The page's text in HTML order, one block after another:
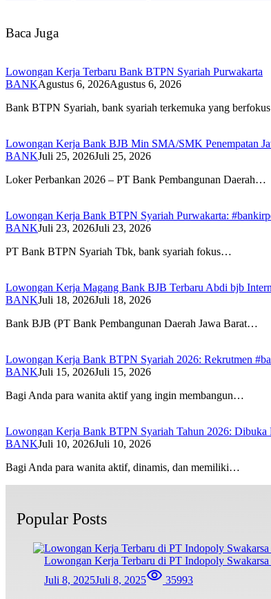
Baca Juga
Lowongan Kerja Terbaru Bank BTPN Syariah Purwakarta
BANKAgustus 6, 2026Agustus 6, 2026
Bank BTPN Syariah, bank syariah terkemuka yang
Lowongan Kerja Bank BJB Min SMA/SMK Penempatan
BANKJuli 25, 2026Juli 25, 2026
Loker Perbankan 2026 – PT Bank Pembangunan Daerah…
Lowongan Kerja Bank BTPN Syariah Purwakarta:
BANKJuli 23, 2026Juli 23, 2026
PT Bank BTPN Syariah Tbk, bank syariah fokus…
Lowongan Kerja Magang Bank BJB Terbaru Abdi bjb
BANKJuli 18, 2026Juli 18, 2026
Bank BJB (PT Bank Pembangunan Daerah Jawa Barat…
Lowongan Kerja Bank BTPN Syariah 2026: Rekrutmen
BANKJuli 15, 2026Juli 15, 2026
Bagi Anda para wanita aktif yang ingin membangun…
Lowongan Kerja Bank BTPN Syariah Tahun 2026: Dibuka
BANKJuli 10, 2026Juli 10, 2026
Bagi Anda para wanita aktif, dinamis, dan memiliki…
Popular Posts
Lowongan Kerja Terbaru di PT Indopoly
Juli 8, 2025Juli 8, 2025 35993